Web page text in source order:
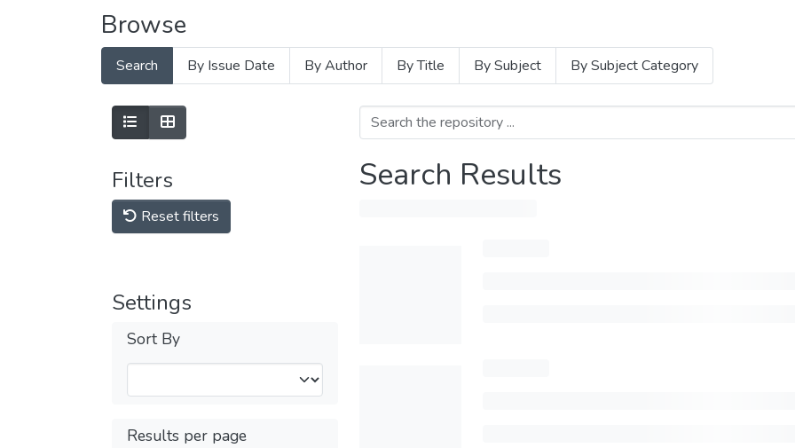
Browse
Search By Issue Date By Author By Title By Subject By Subject Category
Filters
Reset filters
Settings
Sort By
Results per page
Search Results